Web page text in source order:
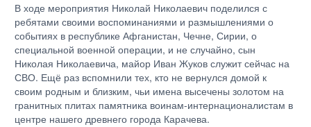
В ходе мероприятия Николай Николаевич поделился с
ребятами своими воспоминаниями и размышлениями о
событиях в республике Афганистан, Чечне, Сирии, о
специальной военной операции, и не случайно, сын
Николая Николаевича, майор Иван Жуков служит сейчас на
СВО. Ещё раз вспомнили тех, кто не вернулся домой к
своим родным и близким, чьи имена высечены золотом на
гранитных плитах памятника воинам-интернационалистам в
центре нашего древнего города Карачева.